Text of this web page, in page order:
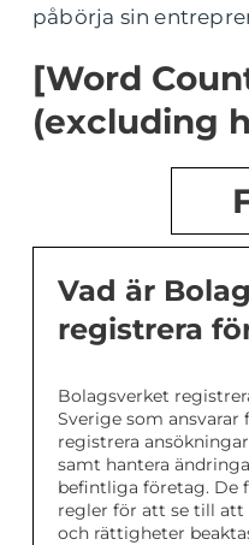
påbörja sin
[Word
(excluding
Vad är
registrera
Bolagsverket
Sverige som
registrera
samt hantera
befintliga företag. De
regler för att se till
och rättigheter